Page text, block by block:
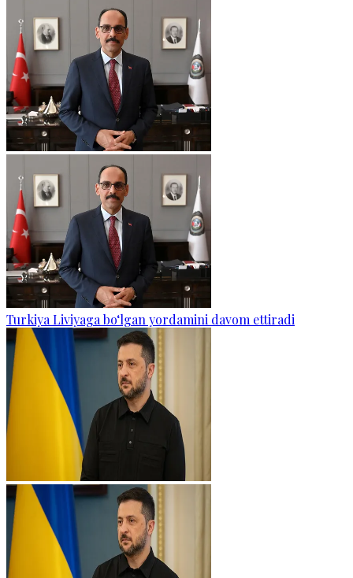
Turkiya Liviyaga bo‘lgan yordamini davom ettiradi